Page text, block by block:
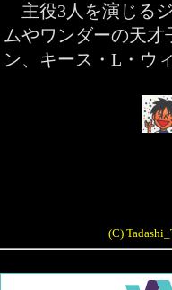
主役3人を演じる
ムやワンダーの天
ン、キース・L・ウ
(C)